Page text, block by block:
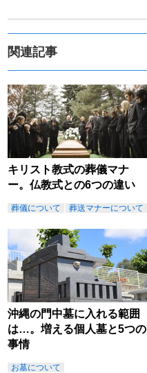
関連記事
キリスト教式の葬儀マナ
ー。仏教式との6つの違い
葬儀について 葬送マナーについて
沖縄の門中墓に入れる範囲
は…。増える個人墓と5つの
事情
お墓について